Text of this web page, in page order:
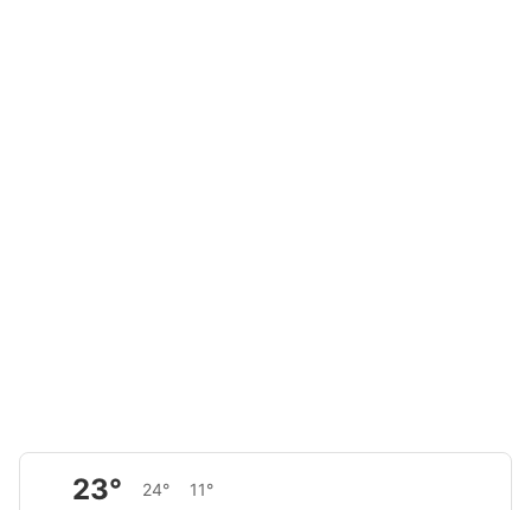
23° 24° 11°